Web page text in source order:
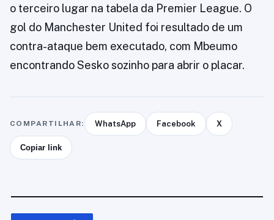
o terceiro lugar na tabela da Premier League. O
gol do Manchester United foi resultado de um
contra-ataque bem executado, com Mbeumo
encontrando Sesko sozinho para abrir o placar.
COMPARTILHAR: WhatsApp Facebook X
Copiar link